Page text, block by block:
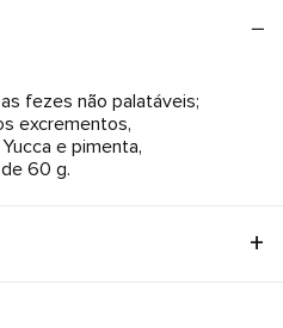
fezes não palatáveis;
excrementos,
e pimenta,
60 g.